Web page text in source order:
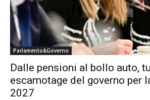
Parlamento&Governo
Dalle pensioni al bollo auto,
escamotage del governo per
2027